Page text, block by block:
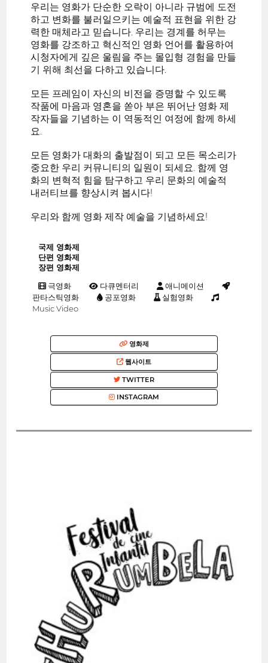
우리는 영화가 단순한 오락이 아니라 규범에 도전
하고 변화를 불러일으키는 예술적 표현을 위한 강
력한 매체라고 믿습니다. 우리는 경계를 허무는
영화를 강조하고 혁신적인 영화 언어를 활용하여
시청자에게 깊은 울림을 주는 몰입형 경험을 만들
기 위해 최선을 다하고 있습니다.
모든 프레임이 자신의 비전을 증명할 수 있도록
작품에 마음과 영혼을 쏟아 부은 뛰어난 영화 제
작자들을 기념하는 이 역동적인 여정에 함께 하세
요.
모든 영화가 대화의 출발점이 되고 모든 목소리가
중요한 우리 커뮤니티의 일원이 되세요. 함께 영
화의 변혁적 힘을 탐구하고 우리 문화의 예술적
내러티브를 향상시켜 봅시다!
우리와 함께 영화 제작 예술을 기념하세요!
국제 영화제
단편 영화제
장편 영화제
극영화 다큐멘터리
애니메이션
판타스틱영화
공포영화
실험영화
Music Video
영화제
웹사이트
TWITTER
INSTAGRAM